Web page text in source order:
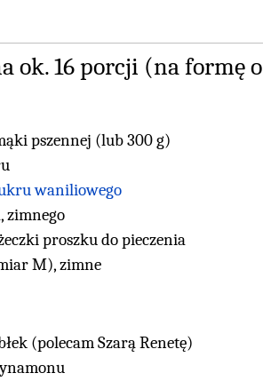
ok. 16 porcji (na formę
pszennej (lub 300 g)
waniliowego
zimnego
proszku do pieczenia
M), zimne
(polecam Szarą Renetę)